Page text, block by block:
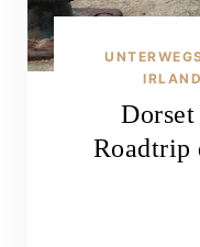
RLAND
Roadtrip